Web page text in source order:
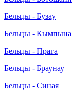
Бельцы - Бузау
Бельцы - Кымпына
Бельцы - Прага
Бельцы - Браунау
Бельцы - Синая